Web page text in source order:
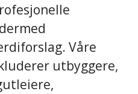
Våre
utbyggere,